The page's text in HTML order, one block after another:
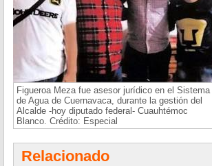
Figueroa Meza fue asesor jurídico en el Sistema
de Agua de Cuernavaca, durante la gestión del
Alcalde -hoy diputado federal- Cuauhtémoc
Blanco. Crédito: Especial
Relacionado